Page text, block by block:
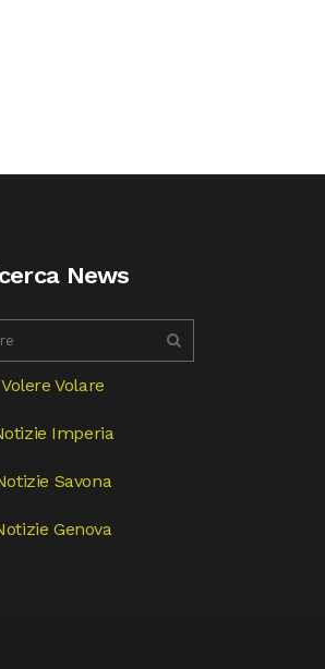
News
Volere Volare
Imperia
Savona
Genova